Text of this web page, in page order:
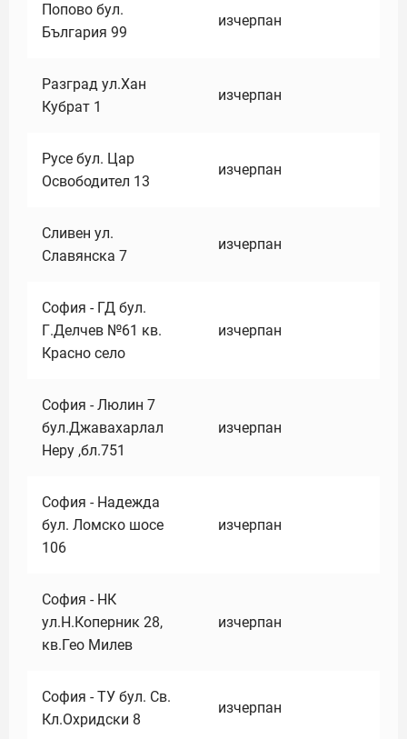
Попово бул.
България 99
изчерпан
Разград ул.Хан
Кубрат 1
изчерпан
Русе бул. Цар
Освободител 13
изчерпан
Сливен ул.
Славянска 7
изчерпан
София - ГД бул.
Г.Делчев №61 кв.
Красно село
изчерпан
София - Люлин 7
бул.Джавахарлал
Неру ,бл.751
изчерпан
София - Надежда
бул. Ломско шосе
106
изчерпан
София - НК
ул.Н.Коперник 28,
кв.Гео Милев
изчерпан
София - ТУ бул. Св.
Кл.Охридски 8
изчерпан